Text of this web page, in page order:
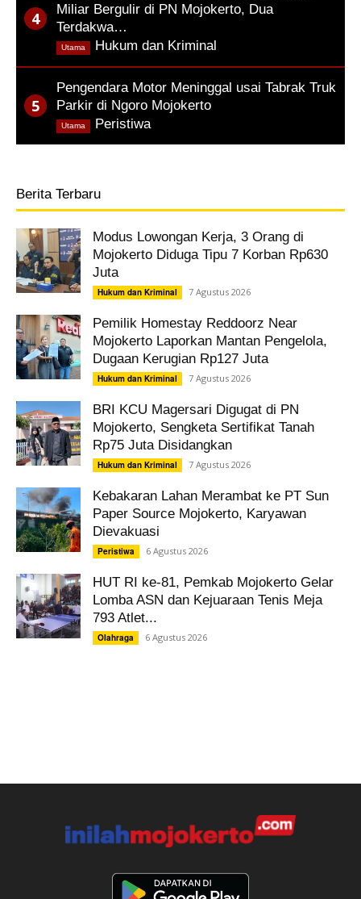
Miliar Bergulir di PN Mojokerto, Dua
Terdakwa…
Hukum dan Kriminal
Utama
Pengendara Motor Meninggal usai Tabrak Truk
Parkir di Ngoro Mojokerto
Peristiwa
Utama
Berita Terbaru
Modus Lowongan Kerja, 3 Orang di
Mojokerto Diduga Tipu 7 Korban Rp630
Juta
Hukum dan Kriminal 7 Agustus 2026
Pemilik Homestay Reddoorz Near
Mojokerto Laporkan Mantan Pengelola,
Dugaan Kerugian Rp127 Juta
Hukum dan Kriminal 7 Agustus 2026
BRI KCU Magersari Digugat di PN
Mojokerto, Sengketa Sertifikat Tanah
Rp75 Juta Disidangkan
Hukum dan Kriminal 7 Agustus 2026
Kebakaran Lahan Merambat ke PT Sun
Paper Source Mojokerto, Karyawan
Dievakuasi
Peristiwa 6 Agustus 2026
HUT RI ke-81, Pemkab Mojokerto Gelar
Lomba ASN dan Kejuaraan Tenis Meja
793 Atlet...
Olahraga 6 Agustus 2026